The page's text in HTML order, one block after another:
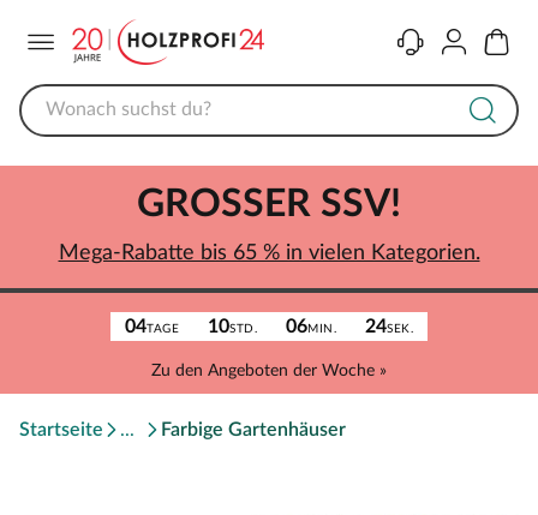
KontaktKonto
04TAGE 10STD. 06MIN. 24SEK.
Zu den Angeboten der Woche »
GROSSER SSV!
Mega-Rabatte bis 65 % in vielen Kategorien.
Startseite Farbige Gartenhäuser